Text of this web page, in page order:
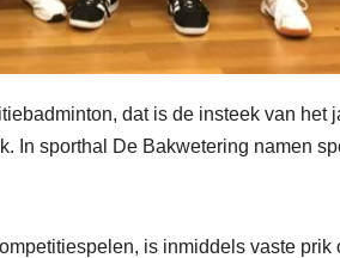
dat is de insteek van het
In sporthal De Bakwetering namen
is inmiddels vaste prik